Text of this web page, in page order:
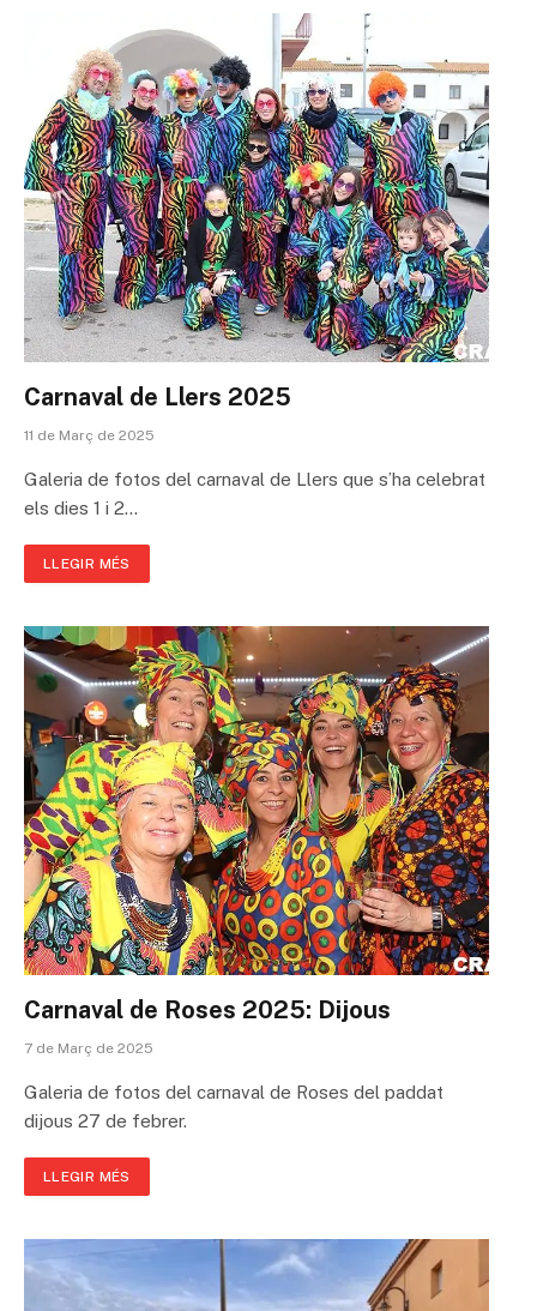
Carnaval de Llers 2025
11 de Març de 2025
Galeria de fotos del carnaval de Llers que s’ha celebrat
els dies 1 i 2…
LLEGIR MÉS
Carnaval de Roses 2025: Dijous
7 de Març de 2025
Galeria de fotos del carnaval de Roses del paddat
dijous 27 de febrer.
LLEGIR MÉS